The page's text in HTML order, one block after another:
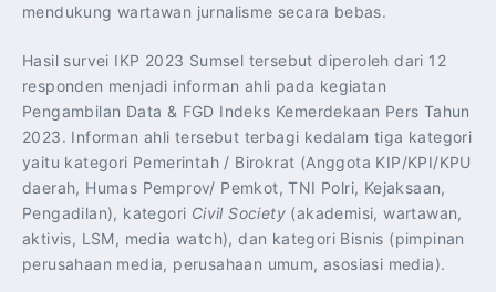
mendukung wartawan jurnalisme secara bebas.
Hasil survei IKP 2023 Sumsel tersebut diperoleh dari 12
responden menjadi informan ahli pada kegiatan
Pengambilan Data & FGD Indeks Kemerdekaan Pers Tahun
2023. Informan ahli tersebut terbagi kedalam tiga kategori
yaitu kategori Pemerintah / Birokrat (Anggota KIP/KPI/KPU
daerah, Humas Pemprov/ Pemkot, TNI Polri, Kejaksaan,
Pengadilan), kategori Civil Society (akademisi, wartawan,
aktivis, LSM, media watch), dan kategori Bisnis (pimpinan
perusahaan media, perusahaan umum, asosiasi media).